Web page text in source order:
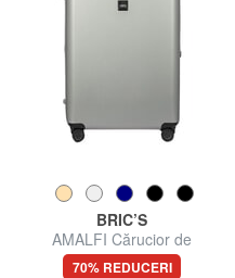
BRIC’S
AMALFI Cărucior de
dimensiuni foarte mari
70% REDUCERI